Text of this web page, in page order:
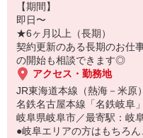
【期間】
即日〜
★6ヶ月以上（長期）
契約更新のある長期のお
の開始も相談できます◎
アクセス・勤務地
JR東海道本線（熱海－米原
名鉄名古屋本線「名鉄岐阜
岐阜県岐阜市／最寄駅：岐
●岐阜エリアの方はもちろ